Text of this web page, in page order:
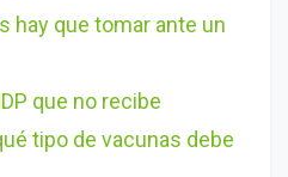
hay que tomar ante un
que no recibe
tipo de vacunas debe